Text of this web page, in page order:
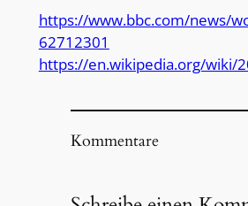
https://www.bbc.com/news/
62712301
https://en.wikipedia.org/wiki/
Kommentare